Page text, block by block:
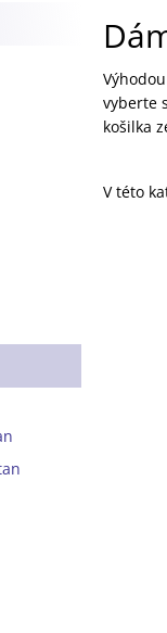
Výhodou
vyberte
košilka
V této